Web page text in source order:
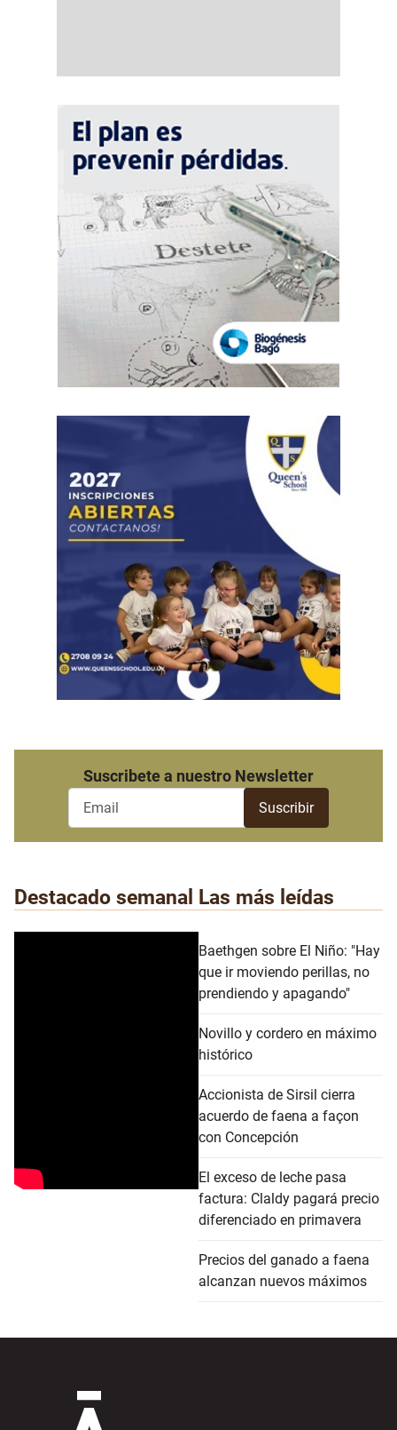
Suscribete a nuestro Newsletter
Destacado semanal Las más leídas
Baethgen sobre El Niño: "Hay
que ir moviendo perillas, no
prendiendo y apagando"
Novillo y cordero en máximo
histórico
Accionista de Sirsil cierra
acuerdo de faena a façon
con Concepción
El exceso de leche pasa
factura: Claldy pagará precio
diferenciado en primavera
Precios del ganado a faena
alcanzan nuevos máximos